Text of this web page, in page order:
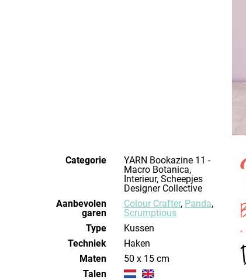
Categorie
YARN Bookazine 11 -
Macro Botanica,
Interieur, Scheepjes
Designer Collective
Aanbevolen
garen
Colour Crafter, Panda,
Scrumptious
Type
Kussen
Techniek
haken
Maten
50 x 15 cm
Talen